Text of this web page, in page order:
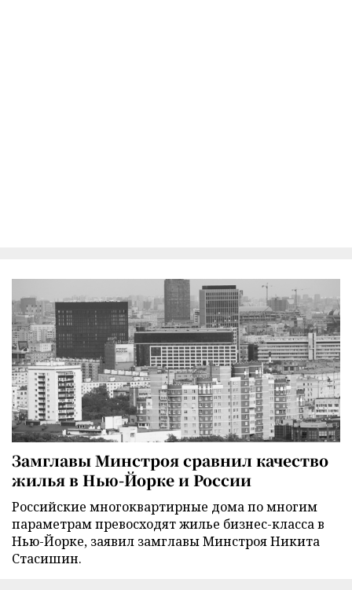
Замглавы Минстроя сравнил качество
жилья в Нью-Йорке и России
Российские многоквартирные дома по многим
параметрам превосходят жилье бизнес-класса в
Нью-Йорке, заявил замглавы Минстроя Никита
Стасишин.